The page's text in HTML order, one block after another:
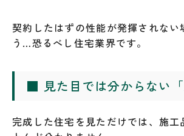
契約したはずの性能が発揮されない
う…恐るべし住宅業界です。
■ 見た目では分からない「
完成した住宅を見ただけでは、施工